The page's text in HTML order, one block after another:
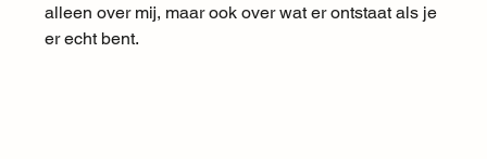
alleen over mij, maar ook over wat er ontstaat als je
er echt bent.